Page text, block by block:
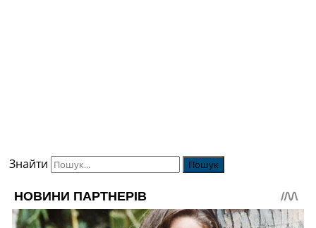
Знайти